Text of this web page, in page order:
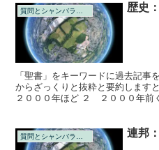
歴史
「聖書」をキーワードに過去記事
からざっくりと抜粋と要約します
２０００年ほど ２ ２０００年前
つ巴の争いがあった。 ３ エササ
連邦